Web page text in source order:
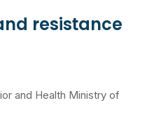
resistance
and Health Ministry of